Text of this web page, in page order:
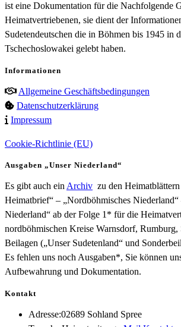
ist eine Dokumentation für die Nachfolgende
Heimatvertriebenen, sie dient der
Sudetendeutschen die in Böhmen bis 1945 in
Tschechoslowakei gelebt haben.
Informationen
Allgemeine Geschäftsbedingungen
Datenschutzerklärung
Impressum
Cookie-Richtlinie (EU)
Ausgaben „Unser Niederland“
Es gibt auch ein Archiv zu den
Heimatbrief“ – „Nordböhmisches Niederland“
Niederland“ ab der Folge 1* für die
nordböhmischen Kreise Warnsdorf,
Beilagen („Unser Sudetenland“ und
Es fehlen uns noch Ausgaben*, Sie können
Aufbewahrung und Dokumentation.
Kontakt
Adresse:02689 Sohland Spree